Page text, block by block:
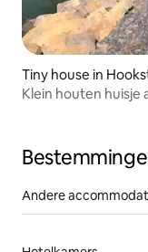
Tiny house in
Klein houten huisje
Andere